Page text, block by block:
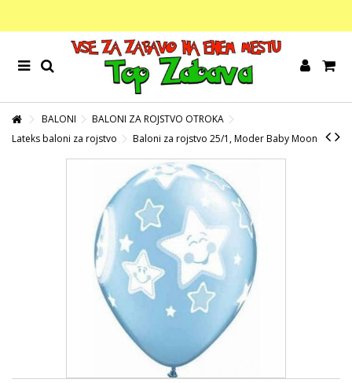
BALONI
BALONI ZA ROJSTVO OTROKA
Lateks baloni za rojstvo
Baloni za rojstvo 25/1, Moder Baby Moon